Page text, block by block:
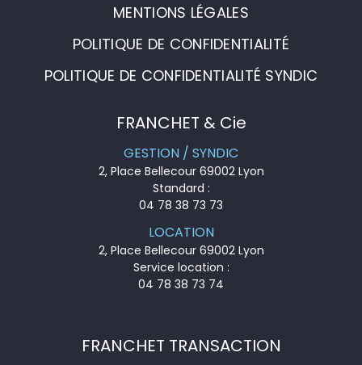
MENTIONS LÉGALES
POLITIQUE DE CONFIDENTIALITÉ
POLITIQUE DE CONFIDENTIALITÉ SYNDIC
FRANCHET & Cie
GESTION / SYNDIC
2, Place Bellecour 69002 Lyon
Standard :
04 78 38 73 73
LOCATION
2, Place Bellecour 69002 Lyon
Service location :
04 78 38 73 74
FRANCHET TRANSACTION